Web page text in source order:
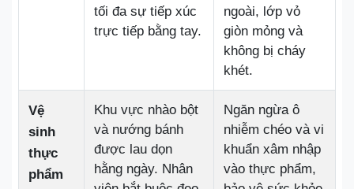
tối đa sự tiếp xúc
trực tiếp bằng tay.
ngoài, lớp vỏ
giòn mỏng và
không bị cháy
khét.
Vệ
sinh
thực
phẩm
Khu vực nhào bột
và nướng bánh
được lau dọn
hằng ngày. Nhân
Ngăn ngừa ô
nhiễm chéo và vi
khuẩn xâm nhập
vào thực phẩm,